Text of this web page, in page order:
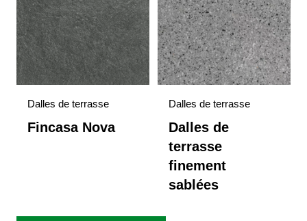
Dalles de terrasse
Fincasa Nova
Dalles de terrasse
Dalles de
terrasse
finement
sablées